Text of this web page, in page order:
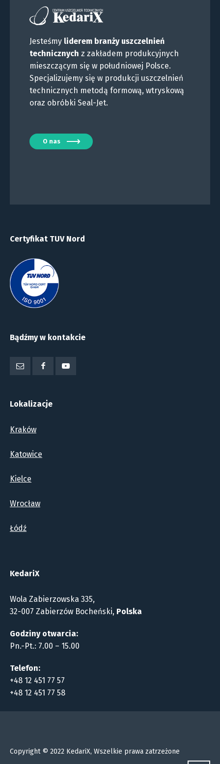
Jesteśmy liderem branży uszczelnień
technicznych z zakładem produkcyjnych
mieszczącym się w południowej Polsce.
Specjalizujemy się w produkcji uszczelnień
technicznych metodą formową, wtryskową
oraz obróbki Seal-Jet.
O nas
Certyfikat TUV Nord
Bądźmy w kontakcie
Lokalizacje
Kraków
Katowice
Kielce
Wrocław
Łódź
KedariX
Wola Zabierzowska 335,
32-007 Zabierzów Bocheński, Polska
Godziny otwarcia:
Pn.-Pt.: 7.00 – 15.00
Telefon:
+48 12 451 77 57
+48 12 451 77 58
Copyright © 2022 KedariX, Wszelkie prawa zatrzeżone